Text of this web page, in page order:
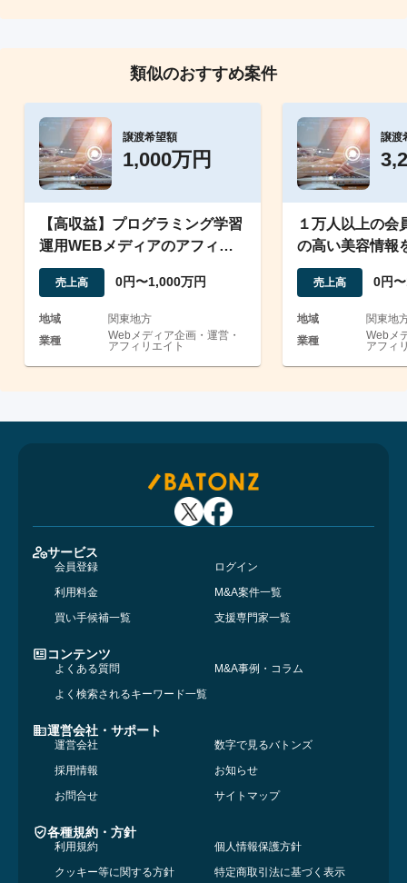
類似のおすすめ案件
譲渡希望額
1,000万円
【高収益】プログラミング学習
運用WEBメディアのアフィリ
エイトサイト
売上高 0円〜1,000万円
地域
関東地方
業種
Webメディア企画・運営・
アフィリエイト
譲渡
１万人以上の会
の高い美容情報
中のウェブメデ
売上高 0円
地域
関東地
業種
Webメ
アフィ
サービス
会員登録
ログイン
利用料金
M&A案件一覧
買い手候補一覧
支援専門家一覧
コンテンツ
よくある質問
M&A事例・コラム
よく検索されるキーワード一覧
運営会社・サポート
運営会社
数字で見るバトンズ
採用情報
お知らせ
お問合せ
サイトマップ
各種規約・方針
利用規約
個人情報保護方針
クッキー等に関する方針
特定商取引法に基づく表示